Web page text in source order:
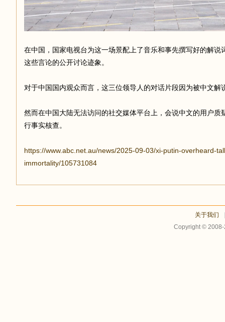
在中国，国家电视台为这一场景配上了音乐和事先撰写好的解
这些言论的公开讨论迹象。
对于中国国内观众而言，这三位领导人的对话片段因为被中文解
然而在中国大陆无法访问的社交媒体平台上，会说中文的用户
行事实核查。
https://www.abc.net.au/news/2025-09-03/xi-putin-overheard-
immortality/105731084
关于我们
Copyright ©